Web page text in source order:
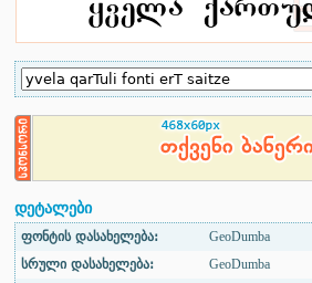
დეტალები
ფონტის დასახელება:
GeoDumba
სრული დასახელება:
GeoDumba